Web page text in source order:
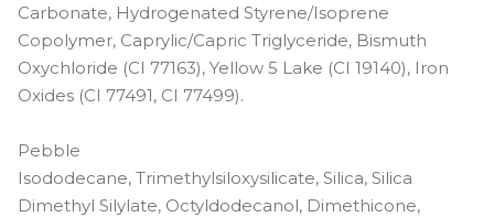
Carbonate, Hydrogenated Styrene/Isoprene
Copolymer, Caprylic/Capric Triglyceride, Bismuth
Oxychloride (CI 77163), Yellow 5 Lake (CI 19140), Iron
Oxides (CI 77491, CI 77499).
Pebble
Isododecane, Trimethylsiloxysilicate, Silica, Silica
Dimethyl Silylate, Octyldodecanol, Dimethicone,